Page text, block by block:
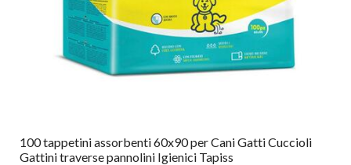
100 tappetini assorbenti 60x90 per Cani Gatti Cuccioli
Gattini traverse pannolini Igienici Tapiss